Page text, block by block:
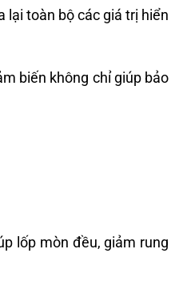
lại toàn bộ các giá trị hiển
biến không chỉ giúp bảo
lốp mòn đều, giảm rung